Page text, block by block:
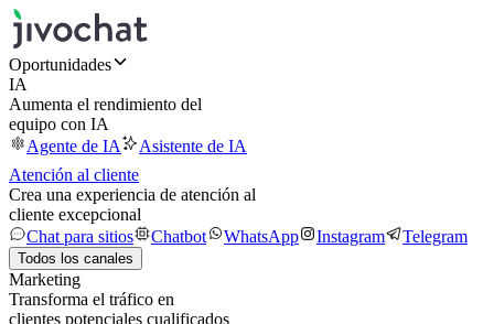
Oportunidades
IA
Aumenta el rendimiento del
equipo con IA
Agente de IA
Asistente de IA
Atención al cliente
Crea una experiencia de atención al
cliente excepcional
Chat para sitios
Chatbot WhatsApp Instagram Telegram
Todos los canales
Marketing
Transforma el tráfico en
clientes potenciales cualificados